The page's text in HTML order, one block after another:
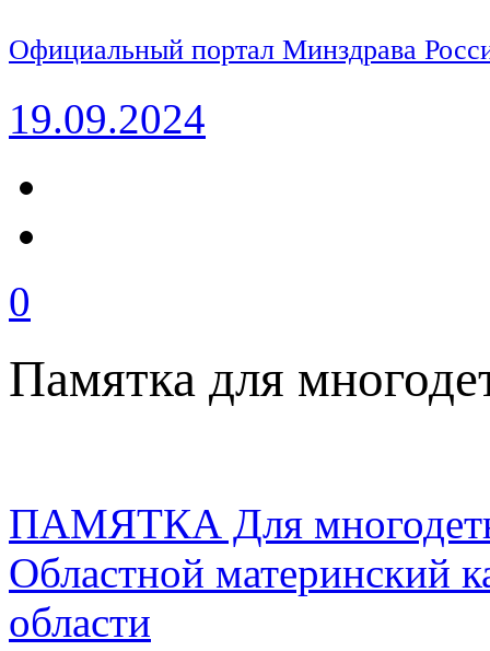
Официальный портал Минздрава
19.09.2024
0
Памятка для
ПАМЯТКА Для
Областной материнский
области